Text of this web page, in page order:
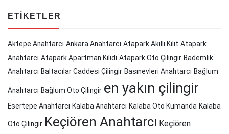
ETIKETLER
Aktepe Anahtarcı Ankara Anahtarcı Atapark Akıllı Kilit Atapark
Anahtarcı Atapark Apartman Kilidi Atapark Oto Çilingir Bademlik
Anahtarcı Baltacılar Caddesi Çilingir Basınevleri Anahtarcı Bağlum
Anahtarcı Bağlum Oto Çilingir en yakın çilingir
Esertepe Anahtarcı Kalaba Anahtarcı Kalaba Oto Kumanda Kalaba
Oto Çilingir Keçiören Anahtarcı Keçiören